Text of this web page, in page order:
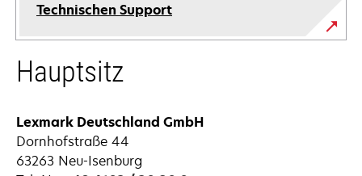
Technischen Support
wird
in
einer
Registerkarte
geöffnet
Hauptsitz
Lexmark Deutschland GmbH
Dornhofstraße 44
63263 Neu-Isenburg